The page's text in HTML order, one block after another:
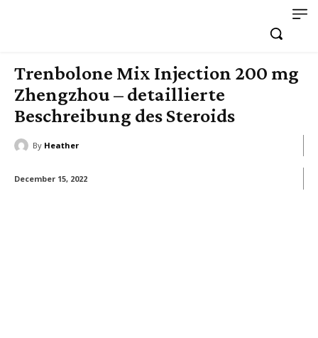
Trenbolone Mix Injection 200 mg
Zhengzhou – detaillierte
Beschreibung des Steroids
By Heather
December 15, 2022